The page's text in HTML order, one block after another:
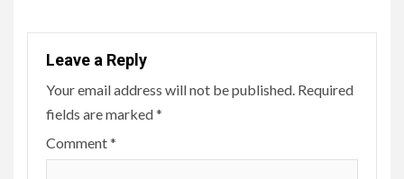
Leave a Reply
Your email address will not be published. Required
fields are marked*
Comment*